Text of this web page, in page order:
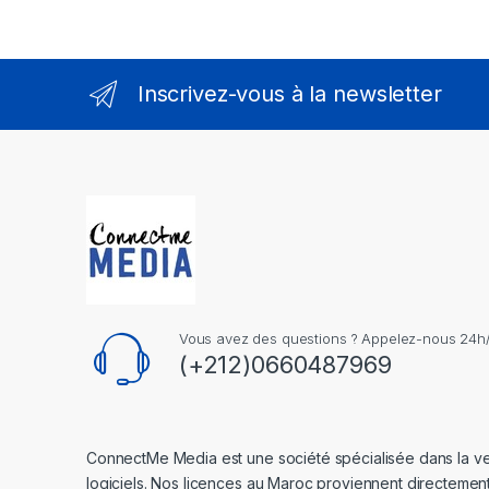
Inscrivez-vous à la newsletter
Vous avez des questions ? Appelez-nous
(+212)0660487969
ConnectMe Media est une société spécialisée dans la
logiciels. Nos licences au Maroc proviennent